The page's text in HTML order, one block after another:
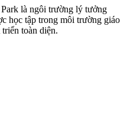
là ngôi trường lý tưởng
học tập trong môi trường giáo
toàn diện.